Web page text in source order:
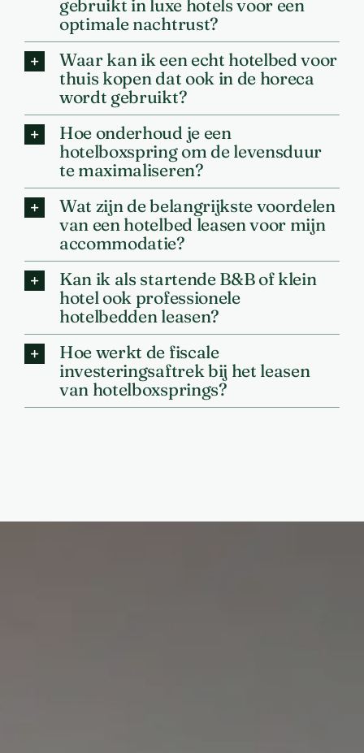
gebruikt in luxe hotels voor een
optimale nachtrust?
Waar kan ik een echt hotelbed voor
thuis kopen dat ook in de horeca
wordt gebruikt?
Hoe onderhoud je een
hotelboxspring om de levensduur
te maximaliseren?
Wat zijn de belangrijkste voordelen
van een hotelbed leasen voor mijn
accommodatie?
Kan ik als startende B&B of klein
hotel ook professionele
hotelbedden leasen?
Hoe werkt de fiscale
investeringsaftrek bij het leasen
van hotelboxsprings?